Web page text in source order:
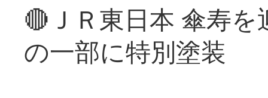
🔴ＪＲ東日本 傘寿
の一部に特別塗装